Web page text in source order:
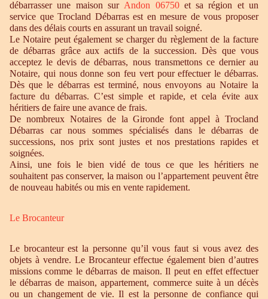
débarrasser une maison sur Andon 06750et sa région et un
service que Trocland Débarras est en mesure de vous proposer
dans des délais courts en assurant un travail soigné.
Le Notaire peut également se charger du règlement de la facture
de débarras grâce aux actifs de la succession. Dès que vous
acceptez le devis de débarras, nous transmettons ce dernier au
Notaire, qui nous donne son feu vert pour effectuer le débarras.
Dès que le débarras est terminé, nous envoyons au Notaire la
facture du débarras. C’est simple et rapide, et cela évite aux
héritiers de faire une avance de frais.
De nombreux Notaires de la Gironde font appel à Trocland
Débarras car nous sommes spécialisés dans le débarras de
successions, nos prix sont justes et nos prestations rapides et
soignées.
Ainsi, une fois le bien vidé de tous ce que les héritiers ne
souhaitent pas conserver, la maison ou l’appartement peuvent être
de nouveau habités ou mis en vente rapidement.
Le Brocanteur
Le brocanteur est la personne qu’il vous faut si vous avez des
objets à vendre. Le Brocanteur effectue également bien d’autres
missions comme le débarras de maison. Il peut en effet effectuer
le débarras de maison, appartement, commerce suite à un décès
ou un changement de vie. Il est la personne de confiance qui